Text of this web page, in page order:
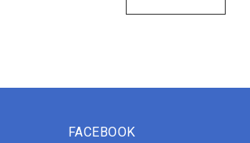
FACEBOOK